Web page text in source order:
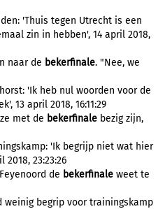
'Thuis tegen Utrecht is een
zin in hebben', 14 april 2018,
naar de bekerfinale. "Nee, we
'Ik heb nul woorden voor de
13 april 2018, 16:11:29
met de bekerfinale bezig zijn,
'Ik begrijp niet wat hier
23:23:26
de bekerfinale weet te
weinig begrip voor trainingskamp